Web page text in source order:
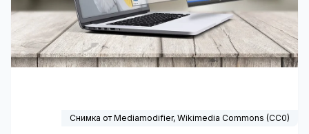
Снимка от Mediamodifier, Wikimedia Commons (CC0)